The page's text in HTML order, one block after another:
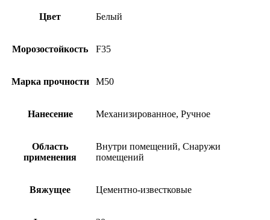
Цвет Белый
Морозостойкость F35
Марка прочности M50
Нанесение Механизированное, Ручное
Область
применения
Внутри помещений, Снаружи
помещений
Вяжущее Цементно-известковые